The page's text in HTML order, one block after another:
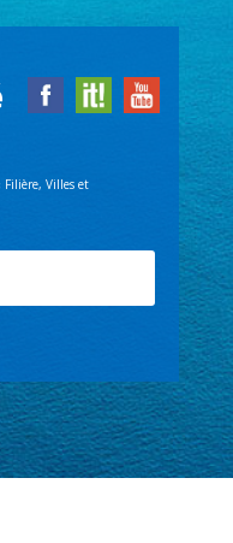
Filière, Villes et